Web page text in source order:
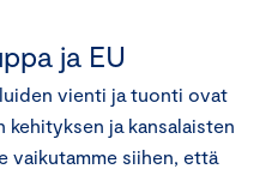
ja EU
vienti ja tuonti ovat
ja kansalaisten
vaikutamme siihen, että